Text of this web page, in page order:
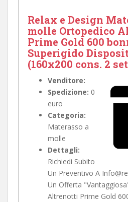
Relax e Design
molle Ortopedico
Prime Gold 600
Superigido
(160x200 cons. 2
Venditore:
Spedizione: 0
euro
Categoria:
Materasso a
molle
Dettagli:
Richiedi Subito
Un Preventivo A
Un Offerta
Altrenotti Prime Gold